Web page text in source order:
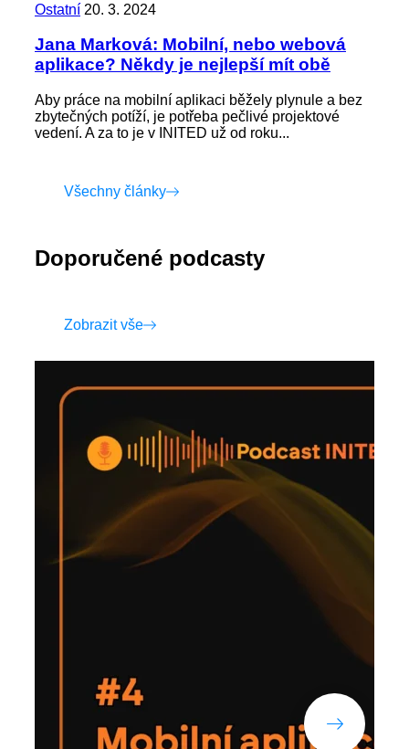
Ostatní 20. 3. 2024
Jana Marková: Mobilní, nebo webová
aplikace? Někdy je nejlepší mít obě
Aby práce na mobilní aplikaci běžely plynule a bez
zbytečných potíží, je potřeba pečlivé projektové
vedení. A za to je v INITED už od roku...
Všechny články
Doporučené podcasty
Zobrazit vše